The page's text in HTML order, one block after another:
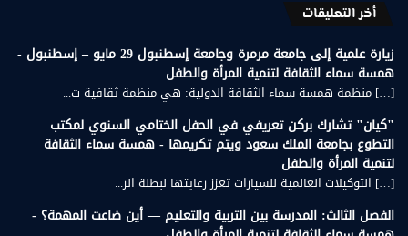
أخر التعليقات
زيارة علمية إلى جامعة مرمرة وجامعة إسطنبول 29 مايو – إسطنبول -
همسة سماء الثقافة لتنمية المرأة والطفل
[…] منظمة همسة سماء الثقافة الدولية: هي منظمة ثقافية ت...
"كيان" تشارك بركن تعريفي في الحفل الختامي السنوي لمكتب
التطوع بجامعة الملك سعود ويتم تكريمها - همسة سماء الثقافة
لتنمية المرأة والطفل
[…] التوكيلات العالمية للسيارات تعزز رعايتها لبطلة الر...
الفصل الثالث: المدرسة بين التربية والتعليم — أين ضاعت المهمة؟ -